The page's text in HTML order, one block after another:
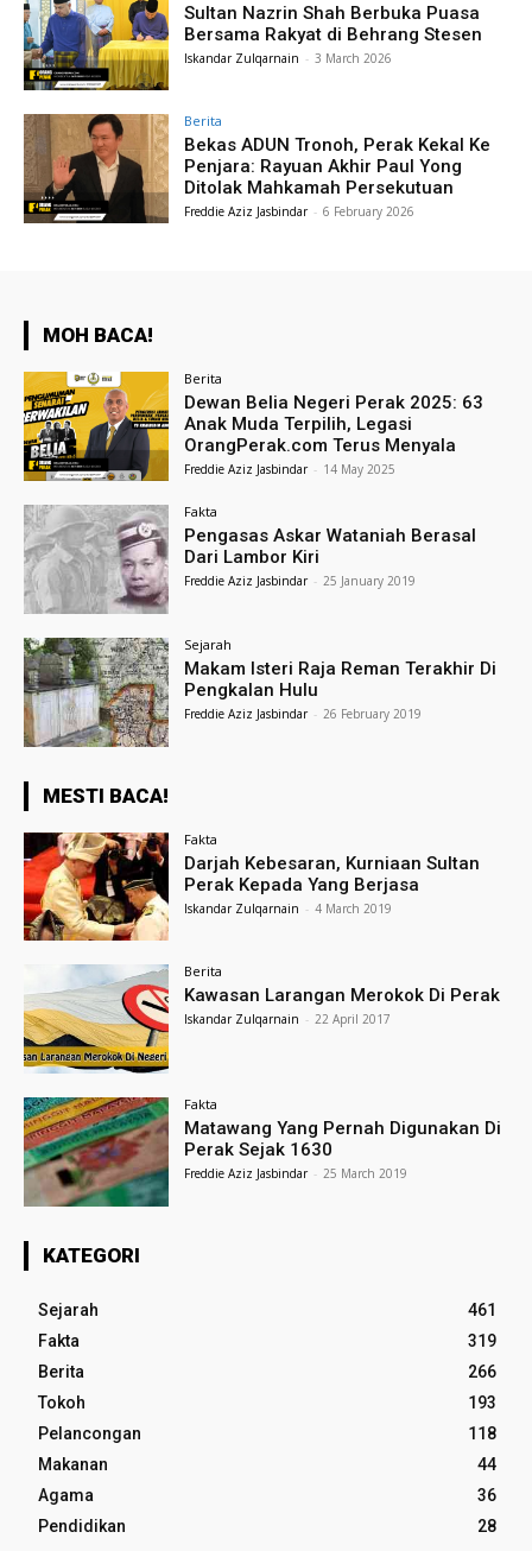
Sultan Nazrin Shah Berbuka Puasa
Bersama Rakyat di Behrang Stesen
Iskandar Zulqarnain - 3 March 2026
Berita
Bekas ADUN Tronoh, Perak Kekal Ke
Penjara: Rayuan Akhir Paul Yong
Ditolak Mahkamah Persekutuan
Freddie Aziz Jasbindar - 6 February 2026
MOH BACA!
Berita
Dewan Belia Negeri Perak 2025: 63
Anak Muda Terpilih, Legasi
OrangPerak.com Terus Menyala
Freddie Aziz Jasbindar - 14 May 2025
Fakta
Pengasas Askar Wataniah Berasal
Dari Lambor Kiri
Freddie Aziz Jasbindar - 25 January 2019
Sejarah
Makam Isteri Raja Reman Terakhir Di
Pengkalan Hulu
Freddie Aziz Jasbindar - 26 February 2019
MESTI BACA!
Fakta
Darjah Kebesaran, Kurniaan Sultan
Perak Kepada Yang Berjasa
Iskandar Zulqarnain - 4 March 2019
Berita
Kawasan Larangan Merokok Di Perak
Iskandar Zulqarnain - 22 April 2017
Fakta
Matawang Yang Pernah Digunakan Di
Perak Sejak 1630
Freddie Aziz Jasbindar - 25 March 2019
KATEGORI
Sejarah
461
Fakta
319
Berita
266
Tokoh
193
Pelancongan
118
Makanan
44
Agama
36
Pendidikan
28